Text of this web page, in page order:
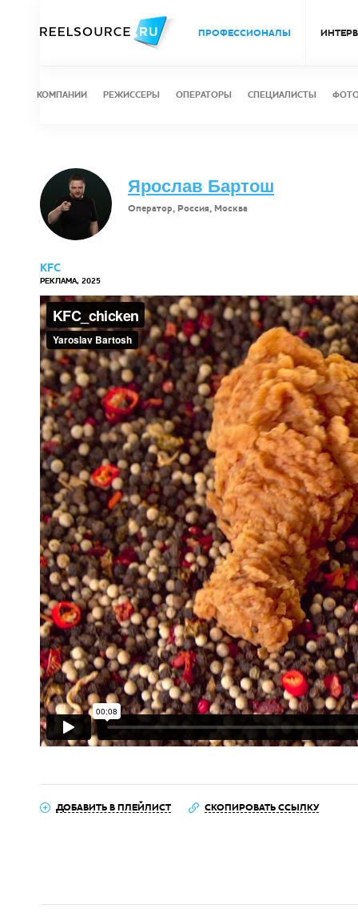
ПРОФЕССИОНАЛЫ
КОМПАНИИ РЕЖИССЕРЫ ОПЕРАТОРЫ СПЕЦИАЛИСТЫ
Ярослав Бартош
Оператор, Россия, Москва
KFC
РЕКЛАМА, 2025
ДОБАВИТЬ В ПЛЕЙЛИСТ СКОПИРОВАТЬ ССЫЛКУ